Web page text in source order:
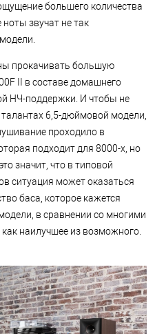
большего количества
звучат не так
прокачивать большую
II в составе домашнего
НЧ-поддержки. И чтобы не
6,5-дюймовой модели,
проходило в
подходит для 8000-х, но
значит, что в типовой
ситуация может оказаться
баса, которое кажется
в сравнении со многими
наилучшее из возможного.